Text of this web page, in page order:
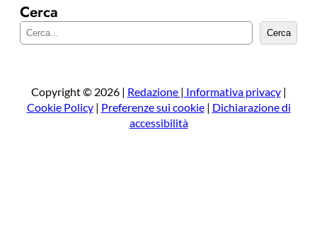
Cerca
e
a
Cerca
Copyright © 2026 | Redazione | Informativa privacy|
Cookie Policy| Preferenze sui cookie| Dichiarazione di
accessibilità